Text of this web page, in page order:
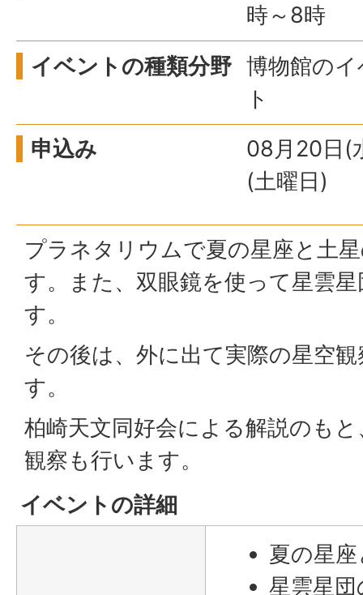
時～8時
イベントの種類分野 博物館の
ト
申込み
08月20日(
(土曜日)
プラネタリウムで夏の星座と土
す。また、双眼鏡を使って星雲
す。
その後は、外に出て実際の星空
す。
柏崎天文同好会による解説のも
観察も行います。
イベントの詳細
夏の星
星雲星